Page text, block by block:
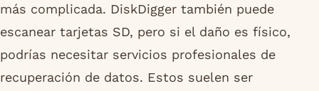
más complicada. DiskDigger también puede
escanear tarjetas SD, pero si el daño es físico,
podrías necesitar servicios profesionales de
recuperación de datos. Estos suelen ser